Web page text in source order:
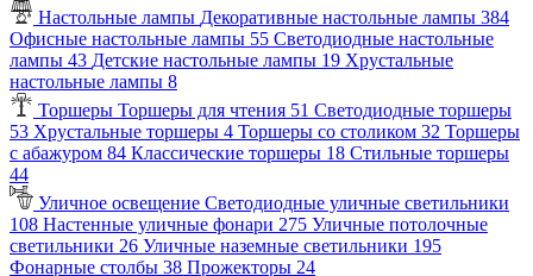
Настольные лампы Декоративные настольные лампы 384
Офисные настольные лампы 55 Светодиодные настольные
лампы 43 Детские настольные лампы 19 Хрустальные
настольные лампы 8
Торшеры Торшеры для чтения 51 Светодиодные торшеры
53 Хрустальные торшеры 4 Торшеры со столиком 32 Торшеры
с абажуром 84 Классические торшеры 18 Стильные торшеры
44
Уличное освещение Светодиодные уличные светильники
108 Настенные уличные фонари 275 Уличные потолочные
светильники 26 Уличные наземные светильники 195
Фонарные столбы 38 Прожекторы 24